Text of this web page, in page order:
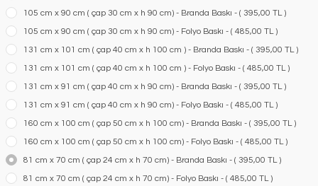
105 cm x 90 cm ( çap 30 cm x h 90 cm) - Branda Baskı - ( 395,00 TL )
105 cm x 90 cm ( çap 30 cm x h 90 cm) - Folyo Baskı - ( 485,00 TL )
131 cm x 101 cm ( çap 40 cm x h 100 cm ) - Branda Baskı - ( 395,00 TL )
131 cm x 101 cm ( çap 40 cm x h 100 cm ) - Folyo Baskı - ( 485,00 TL )
131 cm x 91 cm ( çap 40 cm x h 90 cm) - Branda Baskı - ( 395,00 TL )
131 cm x 91 cm ( çap 40 cm x h 90 cm) - Folyo Baskı - ( 485,00 TL )
160 cm x 100 cm ( çap 50 cm x h 100 cm) - Branda Baskı - ( 395,00 TL )
160 cm x 100 cm ( çap 50 cm x h 100 cm) - Folyo Baskı - ( 485,00 TL )
81 cm x 70 cm ( çap 24 cm x h 70 cm) - Branda Baskı - ( 395,00 TL )
81 cm x 70 cm ( çap 24 cm x h 70 cm) - Folyo Baskı - ( 485,00 TL )